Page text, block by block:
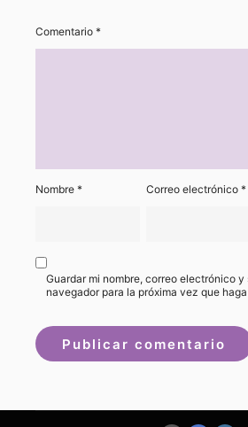
Comentario *
Nombre * Correo electrónico*
Guardar mi nombre, correo electrónico
navegador para la próxima vez que